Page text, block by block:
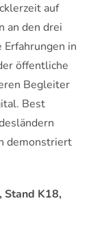
auf
an den drei
in
öffentliche
Begleiter
Best
demonstriert
Stand K18,